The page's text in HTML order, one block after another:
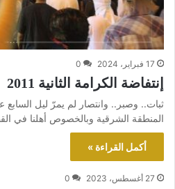
17 فبراير، 2024 0
إنتفاضة الكرامة الثانية 2011
المنطقة الشرقية وبالخصوص أهلنا في
أكمل القراءة »
27 أغسطس، 2023 0